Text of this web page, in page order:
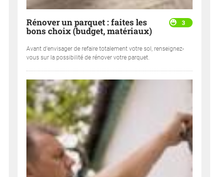
3
Rénover un parquet : faites les
bons choix (budget, matériaux)
Avant d'envisager de refaire totalement votre sol, renseignez-
vous sur la possibilité de rénover votre parquet.